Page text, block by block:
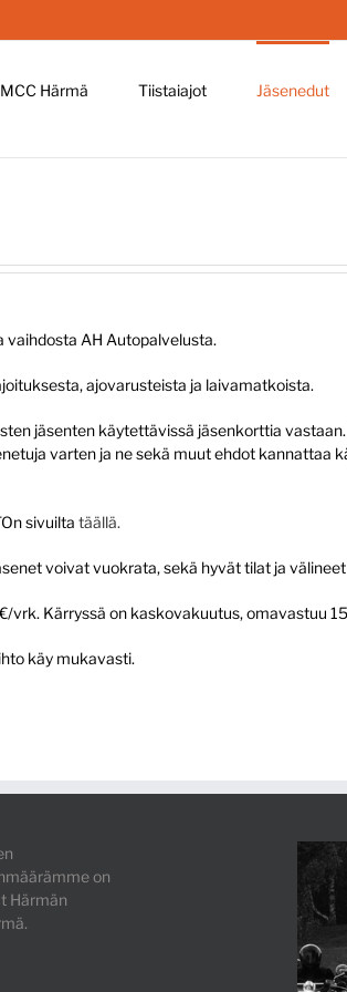
MCC Härmä Tiistaiajot Jäsenedut
vaihdosta AH Autopalvelusta.
ajovarusteista ja laivamatkoista.
jäsenten käytettävissä jäsenkorttia
varten ja ne sekä muut ehdot kannattaa
sivuilta täällä.
voivat vuokrata, sekä hyvät tilat ja
vrk. Kärryssä on kaskovakuutus, omavastuu
käy mukavasti.
on
Härmän